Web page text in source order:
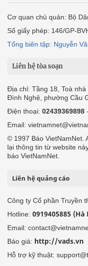
Cơ quan chủ quản: Bộ
Số giấy phép: 146/GP-
Tổng biên tập: Nguyễn
Liên hệ tòa soạn
Địa chỉ: Tầng 18, Toà
Đình Nghệ, phường Cầu
Điện thoại: 02439369898
Email:
© 1997 Báo VietNamNet.
lại thông tin từ website
báo VietNamNet.
Liên hệ quảng cáo
Công ty Cổ phần Truyền
Hotline: 0919405885 (Hà
Email:
Báo giá: http://vads.vn
Hỗ trợ kỹ thuật: